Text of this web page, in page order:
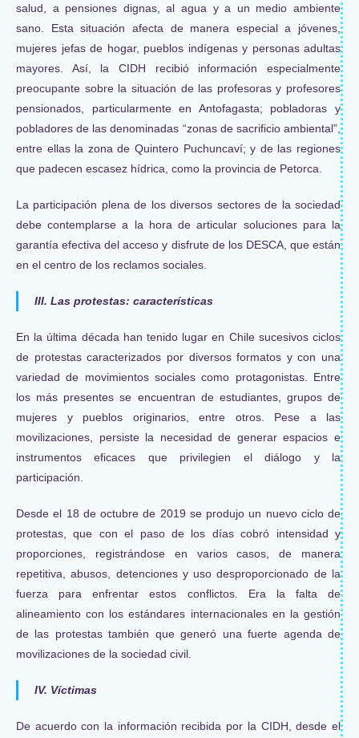
salud, a pensiones dignas, al agua y a un medio ambiente
sano. Esta situación afecta de manera especial a jóvenes,
mujeres jefas de hogar, pueblos indígenas y personas adultas
mayores. Así, la CIDH recibió información especialmente
preocupante sobre la situación de las profesoras y profesores
pensionados, particularmente en Antofagasta; pobladoras y
pobladores de las denominadas “zonas de sacrificio ambiental”,
entre ellas la zona de Quintero Puchuncaví; y de las regiones
que padecen escasez hídrica, como la provincia de Petorca.
La participación plena de los diversos sectores de la sociedad
debe contemplarse a la hora de articular soluciones para la
garantía efectiva del acceso y disfrute de los DESCA, que están
en el centro de los reclamos sociales.
III. Las protestas: características
En la última década han tenido lugar en Chile sucesivos ciclos
de protestas caracterizados por diversos formatos y con una
variedad de movimientos sociales como protagonistas. Entre
los más presentes se encuentran de estudiantes, grupos de
mujeres y pueblos originarios, entre otros. Pese a las
movilizaciones, persiste la necesidad de generar espacios e
instrumentos eficaces que privilegien el diálogo y la
participación.
Desde el 18 de octubre de 2019 se produjo un nuevo ciclo de
protestas, que con el paso de los días cobró intensidad y
proporciones, registrándose en varios casos, de manera
repetitiva, abusos, detenciones y uso desproporcionado de la
fuerza para enfrentar estos conflictos. Era la falta de
alineamiento con los estándares internacionales en la gestión
de las protestas también que generó una fuerte agenda de
movilizaciones de la sociedad civil.
IV. Víctimas
De acuerdo con la información recibida por la CIDH, desde el